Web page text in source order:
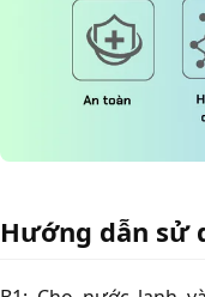
Hướng dẫn sử